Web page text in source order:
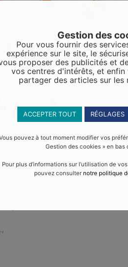
Gestion des
Pour vous fournir des
expérience sur le site, le
proposer des publicités et
vos centres d'intérêts, et
partager des articles sur les
ACCEPTER TOUT RÉGLAGES
pouvez à tout moment modifier vos
Gestion des cookies » en bas
Pour plus d’informations sur l’utilisation de
pouvez consulter notre politique